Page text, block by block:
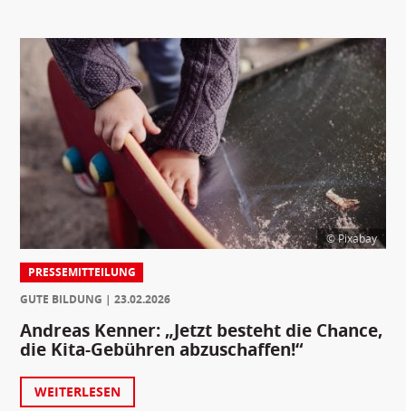
© Pixabay
PRESSEMITTEILUNG
GUTE BILDUNG
23.02.2026
Andreas Kenner: „Jetzt besteht die Chance,
die Kita-Gebühren abzuschaffen!“
WEITERLESEN